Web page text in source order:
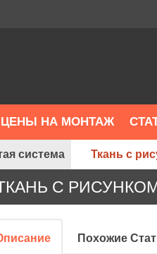
С
Похожие
система Ткань с
ЦЕНЫ НА МОНТАЖ